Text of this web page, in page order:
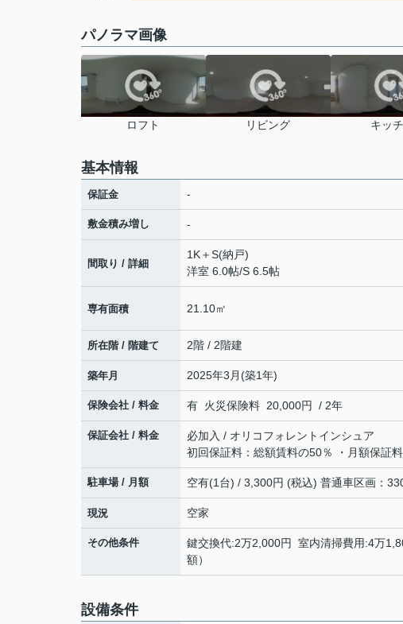
パノラマ画像
ロフト リビング キッ
基本情報
保証金 -
敷金積み増し -
間取り / 詳細
1K＋S(納戸)
洋室 6.0帖/S 6.5帖
専有面積 21.10㎡
所在階 / 階建て 2階 / 2階建
築年月 2025年3月(築1年)
保険会社 / 料金 有 火災保険料 20,000円 / 2年
保証会社 / 料金
必加入 / オリコフォレントインシュア
初回保証料：総額賃料の50％ ・月額保証
駐車場 / 月額 空有(1台) / 3,300円 (税込) 普通車区画：
現況 空家
その他条件
鍵交換代:2万2,000円 室内清掃費用:4万
額）
設備条件